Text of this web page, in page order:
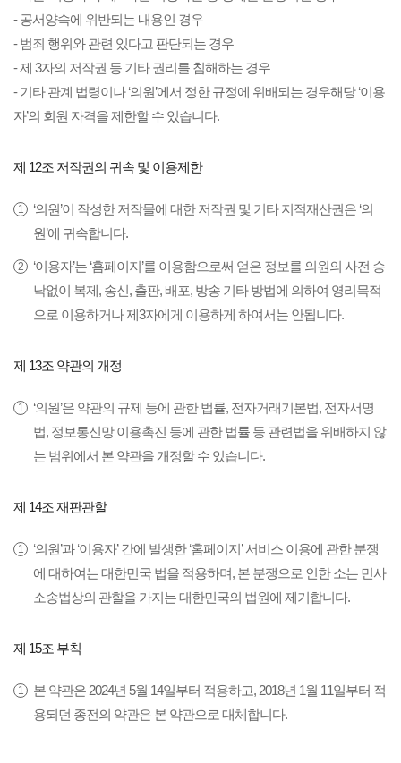
- 공서양속에 위반되는 내용인 경우
- 범죄 행위와 관련 있다고 판단되는 경우
- 제 3자의 저작권 등 기타 권리를 침해하는 경우
- 기타 관계 법령이나 ‘의원’에서 정한 규정에 위배되는 경우해당 ‘이용
자’의 회원 자격을 제한할 수 있습니다.
제 12조 저작권의 귀속 및 이용제한
‘의원’이 작성한 저작물에 대한 저작권 및 기타 지적재산권은 ‘의
원’에 귀속합니다.
‘이용자’는 ‘홈페이지’를 이용함으로써 얻은 정보를 의원의 사전 승
낙없이 복제, 송신, 출판, 배포, 방송 기타 방법에 의하여 영리목적
으로 이용하거나 제3자에게 이용하게 하여서는 안됩니다.
제 13조 약관의 개정
‘의원’은 약관의 규제 등에 관한 법률, 전자거래기본법, 전자서명
법, 정보통신망 이용촉진 등에 관한 법률 등 관련법을 위배하지 않
는 범위에서 본 약관을 개정할 수 있습니다.
제 14조 재판관할
‘의원’과 ‘이용자’ 간에 발생한 ‘홈페이지’ 서비스 이용에 관한 분쟁
에 대하여는 대한민국 법을 적용하며, 본 분쟁으로 인한 소는 민사
소송법상의 관할을 가지는 대한민국의 법원에 제기합니다.
제 15조 부칙
본 약관은 2024년 5월 14일부터 적용하고, 2018년 1월 11일부터 적
용되던 종전의 약관은 본 약관으로 대체합니다.